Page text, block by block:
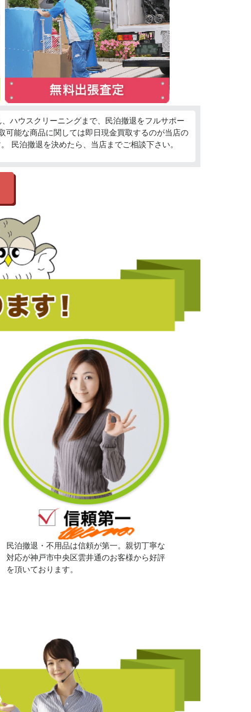
ハウスクリーニングまで、民泊撤退をフルサポー
可能な商品に関しては即日現金買取するのが当店の
民泊撤退を決めたら、当店までご相談下さい。
民泊撤退・不用品は信頼が第一。親切丁寧な
対応が神戸市中央区雲井通のお客様から好評
を頂いております。